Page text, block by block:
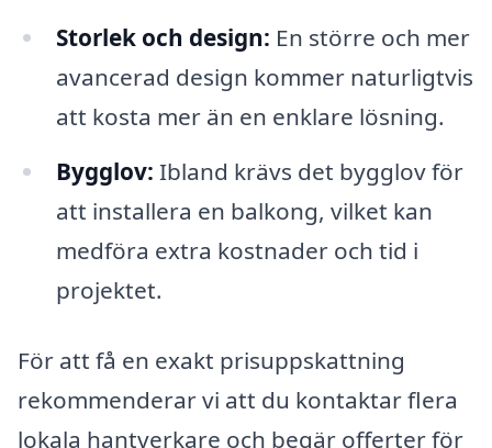
Storlek och design: En större och mer
avancerad design kommer naturligtvis
att kosta mer än en enklare lösning.
Bygglov: Ibland krävs det bygglov för
att installera en balkong, vilket kan
medföra extra kostnader och tid i
projektet.
För att få en exakt prisuppskattning
rekommenderar vi att du kontaktar flera
lokala hantverkare och begär offerter för